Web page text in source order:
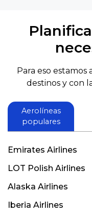
Para eso estamos
destinos y con
Aerolíneas
populares
Emirates Airlines
LOT Polish Airlines
Alaska Airlines
Iberia Airlines